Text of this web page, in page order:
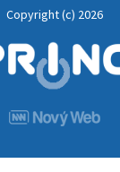
Copyright (c) 2026